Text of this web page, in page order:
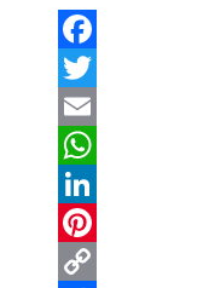
Facebook
Twitter
Email
WhatsApp
LinkedIn
Pinterest